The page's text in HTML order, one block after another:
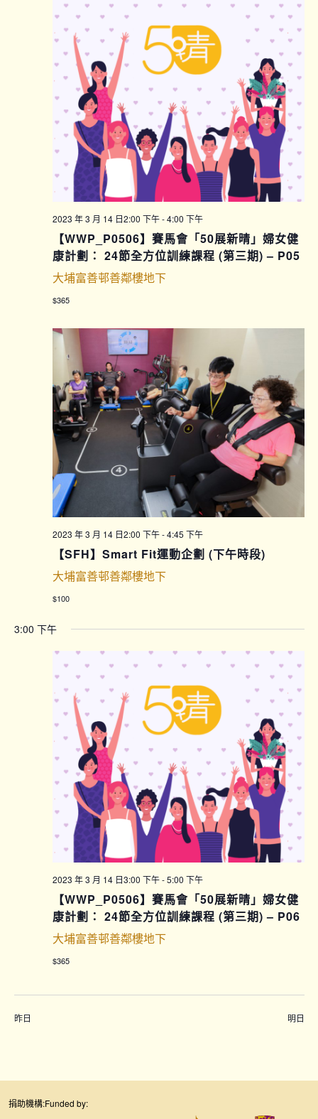
2023 年 3 月 14 日2:00 下午-4:00 下午
【WWP_P0506】賽馬會「50展新晴」婦女健
康計劃： 24節全方位訓練課程 (第三期) – P05
大埔富善邨善鄰樓地下
$365
2023 年 3 月 14 日2:00 下午-4:45 下午
【SFH】Smart Fit運動企劃 (下午時段)
大埔富善邨善鄰樓地下
$100
3:00 下午
2023 年 3 月 14 日3:00 下午-5:00 下午
【WWP_P0506】賽馬會「50展新晴」婦女健
康計劃： 24節全方位訓練課程 (第三期) – P06
大埔富善邨善鄰樓地下
$365
昨日 明日
捐助機構:Funded by: